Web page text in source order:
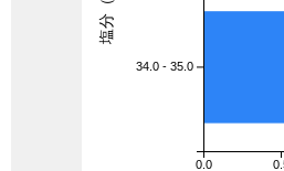
0.0
34.0 - 35.0